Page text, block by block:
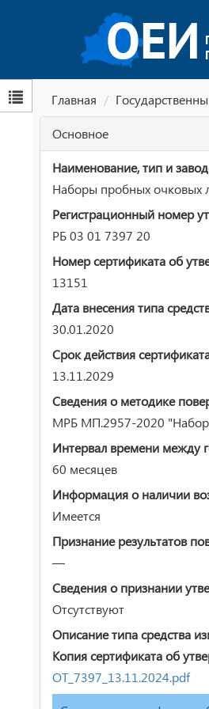
Главная
Основное
Наименование, тип и
Наборы пробных очковых
Регистрационный номер
РБ 03 01 7397 20
Номер сертификата об
13151
Дата внесения типа
30.01.2020
Срок действия
13.11.2029
Сведения о методике
МРБ МП.2957-2020
Интервал времени между
60 месяцев
Информация о наличии
Имеется
Признание результатов
—
Сведения о признании
Отсутствуют
Описание типа средства
Копия сертификата об
ОТ_7397_13.11.2024.pdf